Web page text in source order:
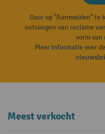
Door op "Aanmelden" te
ontvangen van reclame
vorm
Meer informatie over
Meest verkocht